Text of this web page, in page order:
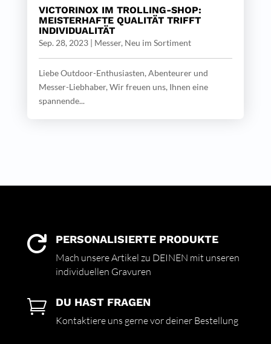
VICTORINOX IM TROLLING-SHOP:
MEISTERHAFTE QUALITÄT TRIFFT
INDIVIDUALITÄT
Sep. 28, 2023| Messer, Neu im Sortiment
Liebe Outdoor-Enthusiasten, Abenteurer und
Messer-Liebhaber, Wir freuen uns, Ihnen eine
spannende...
 PERSONALISIERTE PRODUKTE
Mach unsere Artikel zu DEINEN mit unseren
individuellen Gravuren
 DU HAST FRAGEN
Kontaktiere uns gerne vor deiner Bestellung